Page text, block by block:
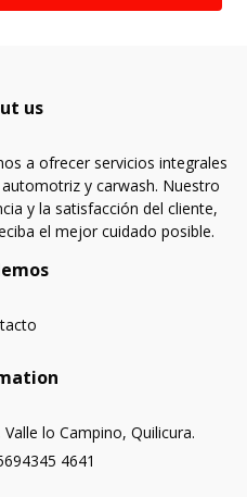
us
a ofrecer servicios integrales
y carwash. Nuestro
y la satisfacción del cliente,
el mejor cuidado posible.
lo Campino, Quilicura.
4641